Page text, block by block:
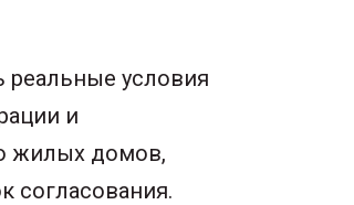
реальные условия
и
жилых домов,
согласования.